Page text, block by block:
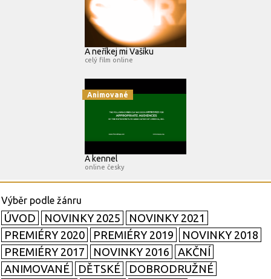
A neříkej mi Vašíku
celý film online
Animované
A kennel
online česky
ÚVOD NOVINKY 2025
NOVINKY 2021
PREMIÉRY 2020
PREMIÉRY 2019
NOVINKY 2018
PREMIÉRY 2017
NOVINKY 2016
AKČNÍ
ANIMOVANÉ
DĚTSKÉ
DOBRODRUŽNÉ